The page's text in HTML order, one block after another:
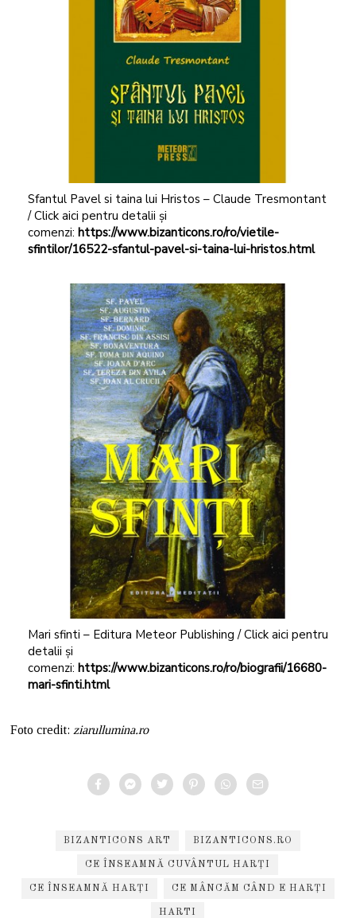
Sfantul Pavel si taina lui Hristos – Claude Tresmontant
/ Click aici pentru detalii și
comenzi: https://www.bizanticons.ro/ro/vietile-
sfintilor/16522-sfantul-pavel-si-taina-lui-hristos.html
Mari sfinti – Editura Meteor Publishing / Click aici pentru
detalii și
comenzi: https://www.bizanticons.ro/ro/biografii/16680-
mari-sfinti.html
Foto credit: ziarullumina.ro
BIZANTICONS ART BIZANTICONS.RO
CE ÎNSEAMNĂ CUVÂNTUL HARȚI
CE ÎNSEAMNĂ HARȚI CE MÂNCĂM CÂND E HARȚI
HARTI